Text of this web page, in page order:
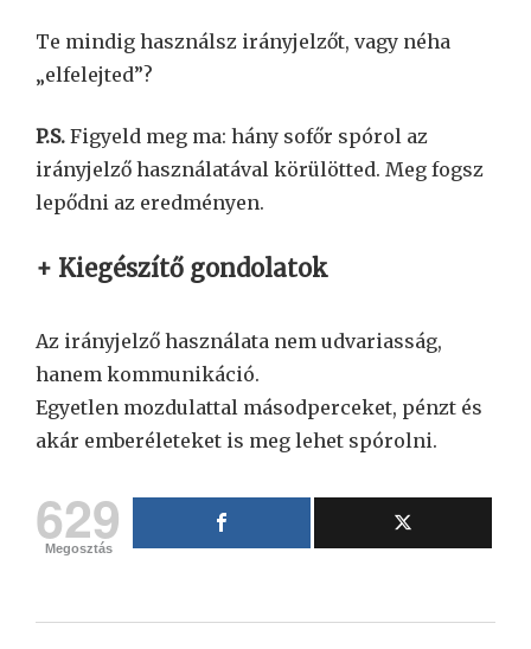
Te mindig használsz irányjelzőt, vagy néha
„elfelejted”?
P.S. Figyeld meg ma: hány sofőr spórol az
irányjelző használatával körülötted. Meg fogsz
lepődni az eredményen.
+ Kiegészítő gondolatok
Az irányjelző használata nem udvariasság,
hanem kommunikáció.
Egyetlen mozdulattal másodperceket, pénzt és
akár emberéleteket is meg lehet spórolni.
629
Megosztás